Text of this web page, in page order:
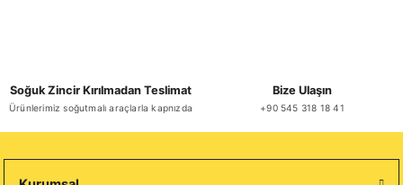
Sepete Ekle
Soğuk Zincir Kırılmadan Teslimat
Ürünlerimiz soğutmalı araçlarla kapnızda
Bize Ulaşın
+90 545 318 18 41